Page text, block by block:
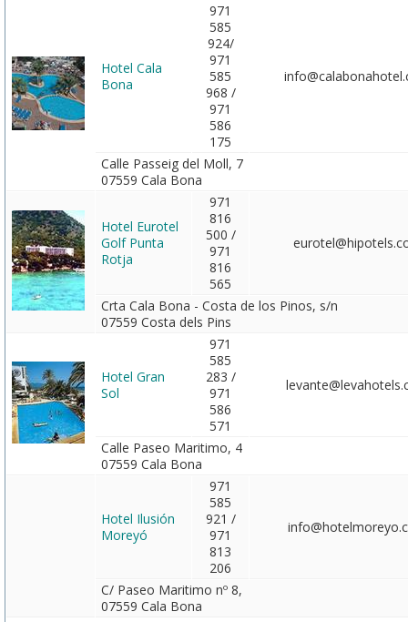
Hotel Cala
Bona
971
585
924/
971
585
968 /
971
586
175
Calle Passeig del Moll, 7
07559 Cala Bona
Hotel Eurotel
Golf Punta
Rotja
971
816
500 /
971
816
565
Crta Cala Bona - Costa de los Pinos, s/n
07559 Costa dels Pins
Hotel Gran
Sol
971
585
283 /
971
586
571
Calle Paseo Maritimo, 4
07559 Cala Bona
Hotel Ilusión
Moreyó
971
585
921 /
971
813
206
C/ Paseo Maritimo nº 8,
07559 Cala Bona